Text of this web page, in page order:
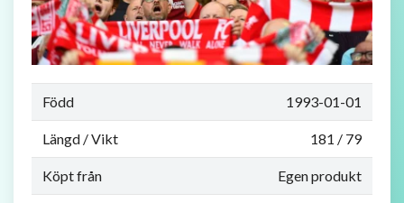
Född 1993-01-01
Längd / Vikt 181 / 79
Köpt från Egen produkt